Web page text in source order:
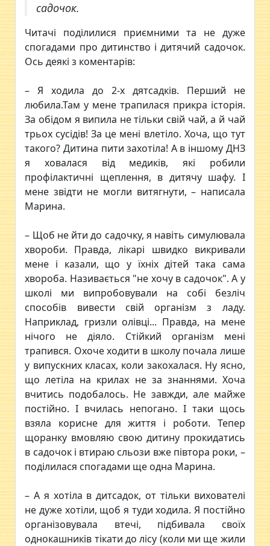
садочок.
Читачі поділилися приємними та не дуже
спогадами про дитинство і дитячий садочок.
Ось деякі з коментарів:
– Я ходила до 2-х дятсадків. Перший не
любила.Там у мене трапилася прикра історія.
За обідом я випила не тільки свій чай, а й чай
трьох сусідів! За це мені влетіло. Хоча, що тут
такого? Дитина пити захотіла! А в іншому ДНЗ
я ховалася від медиків, які робили
профілактичні щеплення, в дитячу шафу. І
мене звідти не могли витягнути, – написала
Марина.
– Щоб не йти до садочку, я навіть симулювала
хвороби. Правда, лікарі швидко викривали
мене і казали, що у їхніх дітей така сама
хвороба. Називається "не хочу в садочок". А у
школі ми випробовували на собі безліч
способів вивести свій організм з ладу.
Наприклад, гризли олівці... Правда, на мене
нічого не діяло. Стійкий організм мені
трапився. Охоче ходити в школу почала лише
у випускних класах, коли закохалася. Ну ясно,
що летіла на крилах не за знаннями. Хоча
вчитись подобалось. Не завжди, але майже
постійно. І вчилась непогано. І таки щось
взяла корисне для життя і роботи. Тепер
щоранку вмовляю свою дитину прокидатись
в садочок і втираю сльози вже півтора роки, –
поділилася спогадами ще одна Марина.
– А я хотіла в дитсадок, от тільки вихователі
не дуже хотіли, щоб я туди ходила. Я постійно
організовувала втечі, підбивала своїх
однокашників тікати до лісу (коли ми ще жили